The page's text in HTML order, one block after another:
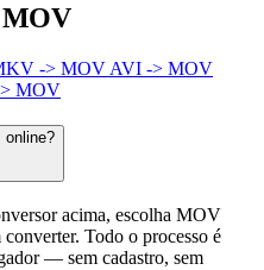
MOV
-> MOV AVI -> MOV
MOV
online?
acima, escolha MOV
Todo o processo é
— sem cadastro, sem